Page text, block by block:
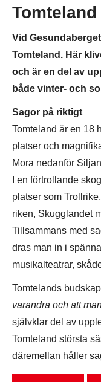
Tomteland
Vid
Tomteland. Här
och är en del av
både vinter- och
Sagor på riktigt
Tomteland är en 18
platser och
Mora nedanför
I en förtrollande
platser som
riken, Skugglandet
Tillsammans med
dras man in i
musikalteatrar,
Tomtelands
varandra och att
självklar del av
Tomteland största
däremellan håller